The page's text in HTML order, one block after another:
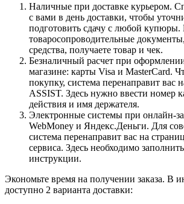
Наличные при доставке курьером.
с вами в день доставки, чтобы
подготовить сдачу с любой
товаросопроводительные
средства, получаете товар и чек.
Безналичный расчет при
магазине: карты Visa и MasterCard.
покупку, система перенаправит вас
ASSIST. Здесь нужно ввести номер
действия и имя держателя.
Электронные системы при онлайн-
WebMoney и Яндекс.Деньги. Для
система перенаправит вас на
сервиса. Здесь необходимо
инструкции.
Экономьте время на получении заказа. В
доступно 2 варианта доставки: